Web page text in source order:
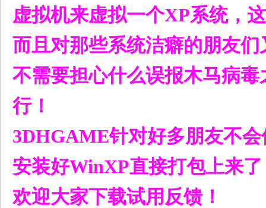
虚拟机来虚拟一个XP系统，
而且对那些系统洁癖的朋友
不需要担心什么误报木马病
行！
3DHGAME针对好多朋友不
安装好WinXP直接打包上来
欢迎大家下载试用反馈！